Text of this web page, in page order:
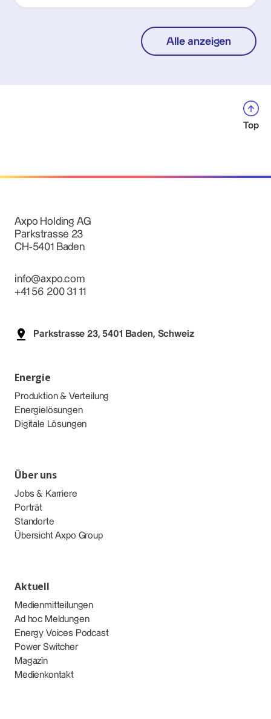
Alle anzeigen
Top
Axpo Holding AG
Parkstrasse 23
CH-5401 Baden
info@axpo.com
+41 56 200 31 11
Parkstrasse 23, 5401 Baden, Schweiz
Energie
Produktion & Verteilung
Energielösungen
Digitale Lösungen
Über uns
Jobs & Karriere
Porträt
Standorte
Übersicht Axpo Group
Aktuell
Medienmitteilungen
Ad hoc Meldungen
Energy Voices Podcast
Power Switcher
Magazin
Medienkontakt